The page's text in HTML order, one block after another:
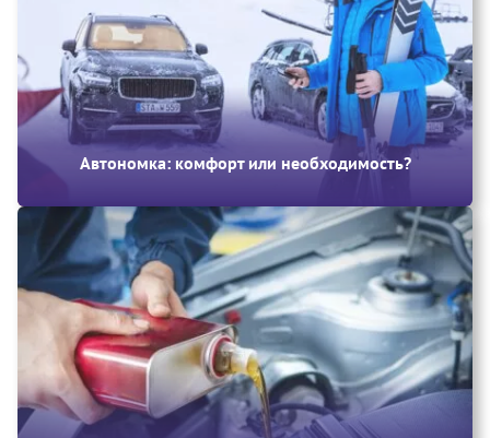
Автономка: комфорт или необходимость?